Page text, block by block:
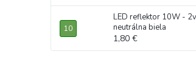
LED reflektor 10W -
neutrálna biela
1,80 €